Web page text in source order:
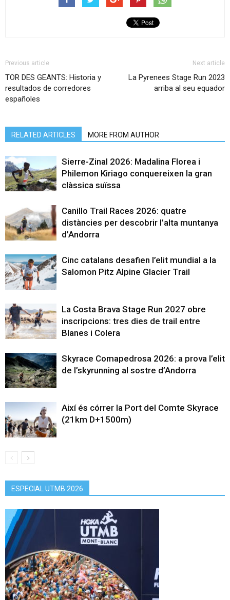
Previous article
TOR DES GEANTS: Historia y
resultados de corredores
españoles
Next article
La Pyrenees Stage Run 2023
arriba al seu equador
RELATED ARTICLES MORE FROM AUTHOR
Sierre-Zinal 2026: Madalina Florea i
Philemon Kiriago conquereixen la gran
clàssica suïssa
Canillo Trail Races 2026: quatre
distàncies per descobrir l’alta muntanya
d’Andorra
Cinc catalans desafien l’elit mundial a la
Salomon Pitz Alpine Glacier Trail
La Costa Brava Stage Run 2027 obre
inscripcions: tres dies de trail entre
Blanes i Colera
Skyrace Comapedrosa 2026: a prova l’elit
de l’skyrunning al sostre d’Andorra
Així és córrer la Port del Comte Skyrace
(21km D+1500m)
ESPECIAL UTMB 2026